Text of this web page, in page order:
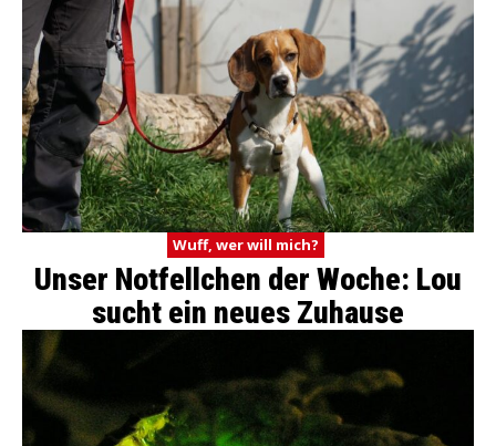
Wuff, wer will mich?
Unser Notfellchen der Woche: Lou
sucht ein neues Zuhause